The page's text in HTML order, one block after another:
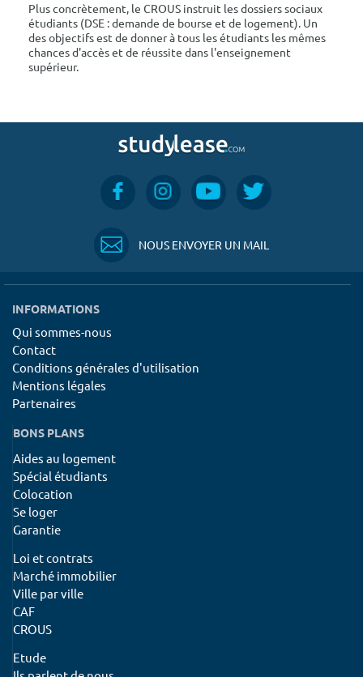
Plus concrètement, le CROUS instruit les dossiers sociaux
étudiants (DSE : demande de bourse et de logement). Un
des objectifs est de donner à tous les étudiants les mêmes
chances d'accès et de réussite dans l'enseignement
supérieur.
NOUS ENVOYER UN MAIL
INFORMATIONS
Qui sommes-nous
Contact
Conditions générales d'utilisation
Mentions légales
Partenaires
BONS PLANS
Aides au logement
Spécial étudiants
Colocation
Se loger
Garantie
Loi et contrats
Marché immobilier
Ville par ville
CAF
CROUS
Etude